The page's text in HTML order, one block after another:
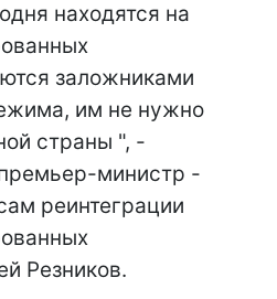
находятся на
заложниками
им не нужно
страны ", -
министр -
реинтеграции
Резников.